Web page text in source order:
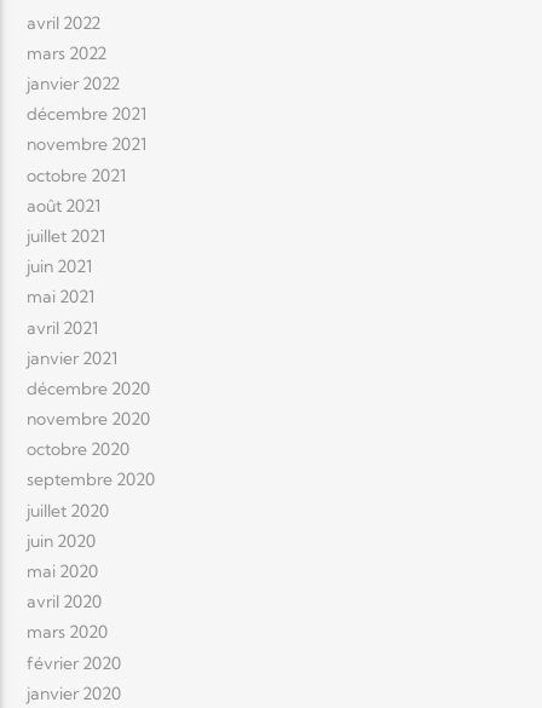
avril 2022
mars 2022
janvier 2022
décembre 2021
novembre 2021
octobre 2021
août 2021
juillet 2021
juin 2021
mai 2021
avril 2021
janvier 2021
décembre 2020
novembre 2020
octobre 2020
septembre 2020
juillet 2020
juin 2020
mai 2020
avril 2020
mars 2020
février 2020
janvier 2020